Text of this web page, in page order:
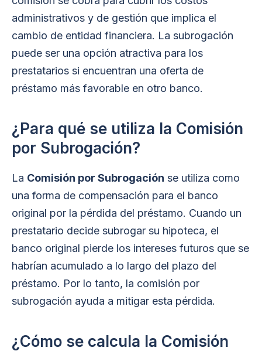
administrativos y de gestión que implica el
cambio de entidad financiera. La subrogación
puede ser una opción atractiva para los
prestatarios si encuentran una oferta de
préstamo más favorable en otro banco.
¿Para qué se utiliza la Comisión
por Subrogación?
La Comisión por Subrogación se utiliza como
una forma de compensación para el banco
original por la pérdida del préstamo. Cuando un
prestatario decide subrogar su hipoteca, el
banco original pierde los intereses futuros que se
habrían acumulado a lo largo del plazo del
préstamo. Por lo tanto, la comisión por
subrogación ayuda a mitigar esta pérdida.
¿Cómo se calcula la Comisión